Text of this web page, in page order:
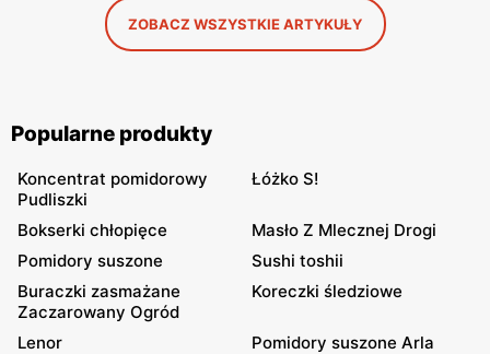
ZOBACZ WSZYSTKIE ARTYKUŁY
Popularne produkty
Koncentrat pomidorowy
Pudliszki
Łóżko S!
Bokserki chłopięce
Masło Z Mlecznej Drogi
Pomidory suszone
Sushi toshii
Buraczki zasmażane
Zaczarowany Ogród
Koreczki śledziowe
Lenor
Pomidory suszone Arla